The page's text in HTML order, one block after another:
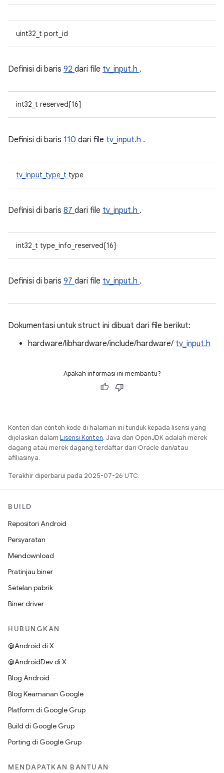
uint32_t port_id
Definisi di baris 92 dari file tv_input.h .
int32_t reserved[16]
Definisi di baris 110 dari file tv_input.h .
tv_input_type_t type
Definisi di baris 87 dari file tv_input.h .
int32_t type_info_reserved[16]
Definisi di baris 97 dari file tv_input.h .
Dokumentasi untuk struct ini dibuat dari file berikut:
hardware/libhardware/include/hardware/ tv_input.h
Apakah informasi ini membantu?
Konten dan contoh kode di halaman ini tunduk kepada lisensi yang
dijelaskan dalam Lisensi Konten. Java dan OpenJDK adalah merek
dagang atau merek dagang terdaftar dari Oracle dan/atau
afiliasinya.
Terakhir diperbarui pada 2025-07-26 UTC.
BUILD
Repositori Android
Persyaratan
Mendownload
Pratinjau biner
Setelan pabrik
Biner driver
HUBUNGKAN
@Android di X
@AndroidDev di X
Blog Android
Blog Keamanan Google
Platform di Google Grup
Build di Google Grup
Porting di Google Grup
MENDAPATKAN BANTUAN